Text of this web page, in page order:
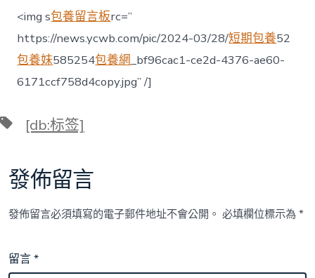
<img s包養留言板rc=”
https://news.ycwb.com/pic/2024-03/28/短期包養52
包養妹585254包養網_bf96cac1-ce2d-4376-ae60-
6171ccf758d4copy.jpg” /]
標 [db:标签]
發佈留言
發佈留言必須填寫的電子郵件地址不會公開。 必填欄位標示為*
留言*